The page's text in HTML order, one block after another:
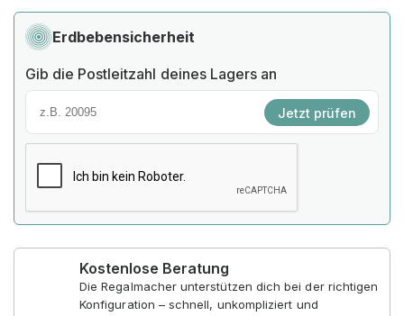
Erdbebensicherheit
Gib die Postleitzahl deines Lagers an
Jetzt prüfen
Kostenlose Beratung
Die Regalmacher unterstützen dich bei der richtigen
Konfiguration – schnell, unkompliziert und